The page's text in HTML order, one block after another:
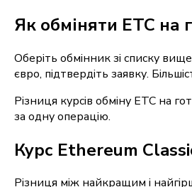
Як обміняти ETC на
Оберіть обмінник зі списку
євро, підтвердіть заявку.
Різниця курсів обміну ETC на
за одну операцію.
Курс Ethereum
Різниця між найкращим і